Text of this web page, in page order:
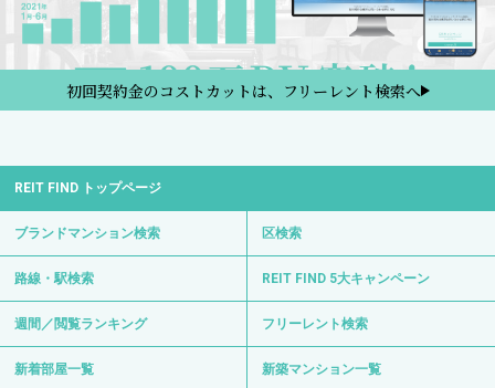
初回契約金のコストカットは、フリーレント検索へ
REIT FIND トップページ
ブランドマンション検索 区検索
路線・駅検索 REIT FIND 5大キャンペーン
週間／閲覧ランキング フリーレント検索
新着部屋一覧 新築マンション一覧